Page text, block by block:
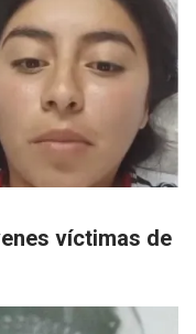
víctimas de